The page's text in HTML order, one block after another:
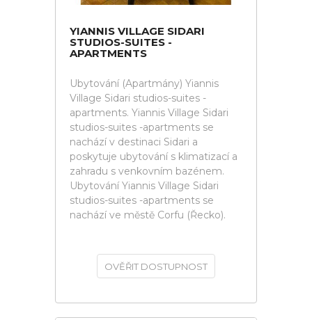
YIANNIS VILLAGE SIDARI
STUDIOS-SUITES -
APARTMENTS
Ubytování (Apartmány) Yiannis
Village Sidari studios-suites -
apartments. Yiannis Village Sidari
studios-suites -apartments se
nachází v destinaci Sidari a
poskytuje ubytování s klimatizací a
zahradu s venkovním bazénem.
Ubytování Yiannis Village Sidari
studios-suites -apartments se
nachází ve městě Corfu (Řecko).
OVĚŘIT DOSTUPNOST